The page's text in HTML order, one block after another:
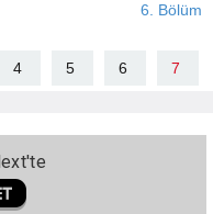
6. Bölüm
4 5 6 7